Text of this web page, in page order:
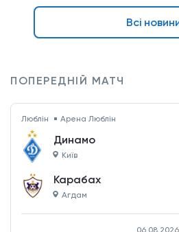
Всі
ПОПЕРЕДНІЙ МАТЧ
Люблін Арена Люблін
Динамо
Київ
Карабах
Агдам
06.08.2026